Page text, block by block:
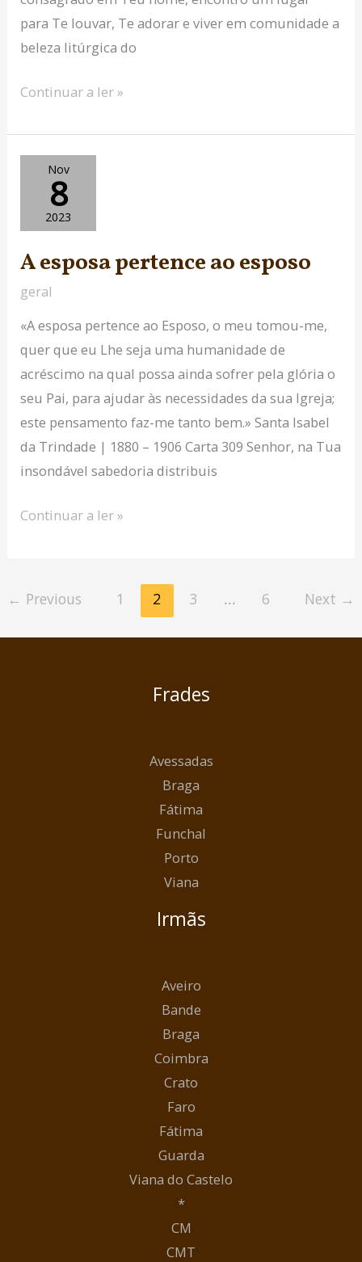
para Te louvar, Te adorar e viver em comunidade a
beleza litúrgica do
Continuar a ler »
Nov
8
2023
A esposa pertence ao esposo
geral
«A esposa pertence ao Esposo, o meu tomou-me,
quer que eu Lhe seja uma humanidade de
acréscimo na qual possa ainda sofrer pela glória o
seu Pai, para ajudar às necessidades da sua Igreja;
este pensamento faz-me tanto bem.» Santa Isabel
da Trindade | 1880 – 1906 Carta 309 Senhor, na Tua
insondável sabedoria distribuis
esposa
pertence
esposo
Continuar a ler »
← Previous 1 2 3 … 6 Next →
Frades
Avessadas
Braga
Fátima
Funchal
Porto
Viana
Irmãs
Aveiro
Bande
Braga
Coimbra
Crato
Faro
Fátima
Guarda
Viana do Castelo
*
CM
CMT